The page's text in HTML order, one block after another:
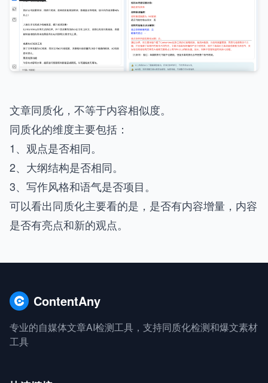
文章同质化，不等于内容相似度。
同质化的维度主要包括：
1、观点是否相同。
2、大纲结构是否相同。
3、写作风格和语气是否项目。
可以看出同质化主要看的是，是否有内容增量，内容
是否有亮点和新的观点。
ContentAny
专业的自媒体文章AI检测工具，支持同质化检测和爆文素材
工具